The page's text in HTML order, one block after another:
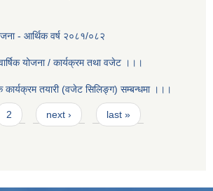
- आर्थिक वर्ष २०८१/०८२
योजना / कार्यक्रम तथा वजेट ।।।
कार्यक्रम तयारी (वजेट सिलिङ्ग) सम्बन्धमा ।।।
2 next › last »